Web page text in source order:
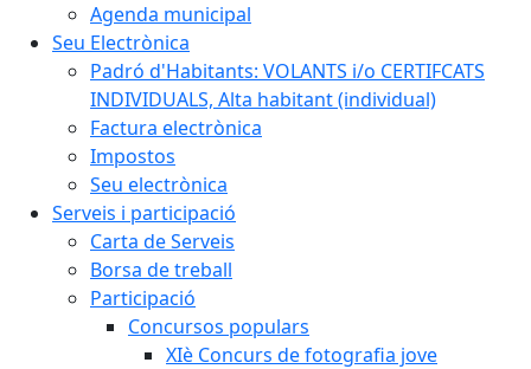
Agenda municipal
Seu Electrònica
Padró d'Habitants: VOLANTS i/o CERTIFCATS
INDIVIDUALS, Alta habitant (individual)
Factura electrònica
Impostos
Seu electrònica
Serveis i participació
Carta de Serveis
Borsa de treball
Participació
Concursos populars
XIè Concurs de fotografia jove